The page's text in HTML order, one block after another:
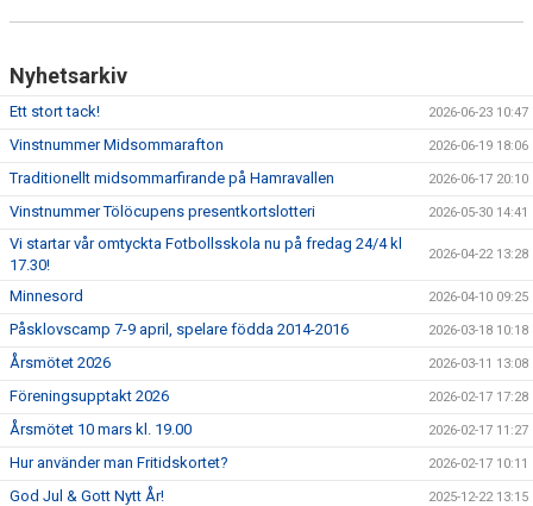
TÖLÖ IF MERCHANDISE SHOP
Nyhetsarkiv
Ett stort tack! 2026-06-23 10:47
Vinstnummer Midsommarafton 2026-06-19 18:06
Traditionellt midsommarfirande på Hamravallen 2026-06-17 20:10
Vinstnummer Tölöcupens presentkortslotteri 2026-05-30 14:41
Vi startar vår omtyckta Fotbollsskola nu på fredag 24/4 kl
17.30!
2026-04-22 13:28
Minnesord 2026-04-10 09:25
Påsklovscamp 7-9 april, spelare födda 2014-2016 2026-03-18 10:18
Årsmötet 2026 2026-03-11 13:08
Föreningsupptakt 2026 2026-02-17 17:28
Årsmötet 10 mars kl. 19.00 2026-02-17 11:27
Hur använder man Fritidskortet? 2026-02-17 10:11
God Jul & Gott Nytt År! 2025-12-22 13:15